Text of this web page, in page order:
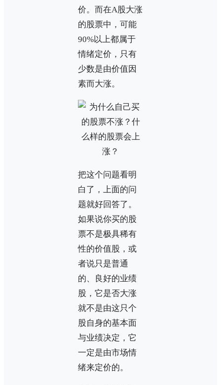
价。而在A股大涨
的股票中，可能
90%以上都属于
情绪定价，只有
少数是由价值因
素而大涨。
把这个问题看明
白了，上面的问
题就好回答了。
如果说你买的股
票不是极具稀有
性的价值股，或
者说只是普通
的、良好的业绩
股，它是否大涨
就不是由这只个
股自身的基本面
与业绩决定，它
一定是由市场情
绪来定价的。